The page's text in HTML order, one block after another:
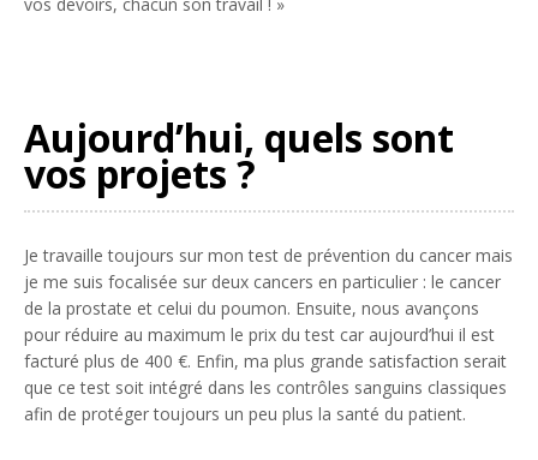
Aujourd’hui, quels sont
vos projets ?
Je travaille toujours sur mon test de prévention du cancer mais
je me suis focalisée sur deux cancers en particulier : le cancer
de la prostate et celui du poumon. Ensuite, nous avançons
pour réduire au maximum le prix du test car aujourd’hui il est
facturé plus de 400 €. Enfin, ma plus grande satisfaction serait
que ce test soit intégré dans les contrôles sanguins classiques
afin de protéger toujours un peu plus la santé du patient.